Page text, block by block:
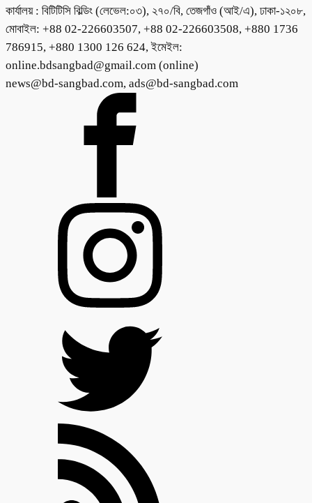
কার্যালয় : বিটিটিসি বিল্ডিং (লেভেল:০৩), ২৭০/বি, তেজগাঁও (আই/এ), ঢাকা-১২০৮,
মোবাইল: +88 02-226603507, +88 02-226603508, +880 1736
786915, +880 1300 126 624, ইমেইল:
online.bdsangbad@gmail.com (online)
news@bd-sangbad.com, ads@bd-sangbad.com